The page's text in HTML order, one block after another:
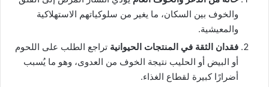
والخوف بين السكان، ما يغير من سلوكياتهم الاستهلاكية
والمعيشية.
فقدان الثقة في المنتجات الحيوانية تراجع الطلب على اللحوم
أو البيض أو الحليب نتيجة الخوف من العدوى، وهو ما يُسبب
أضرارًا كبيرة لقطاع الغذاء.